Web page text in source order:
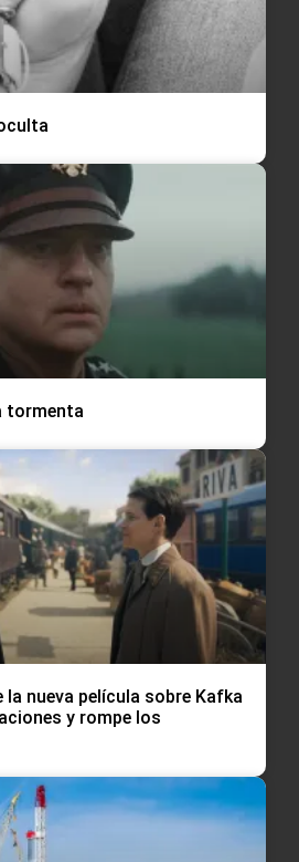
tormenta
la nueva película sobre Kafka
y rompe los